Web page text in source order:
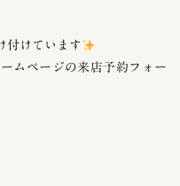
付けています
ムページの来店予約フォー